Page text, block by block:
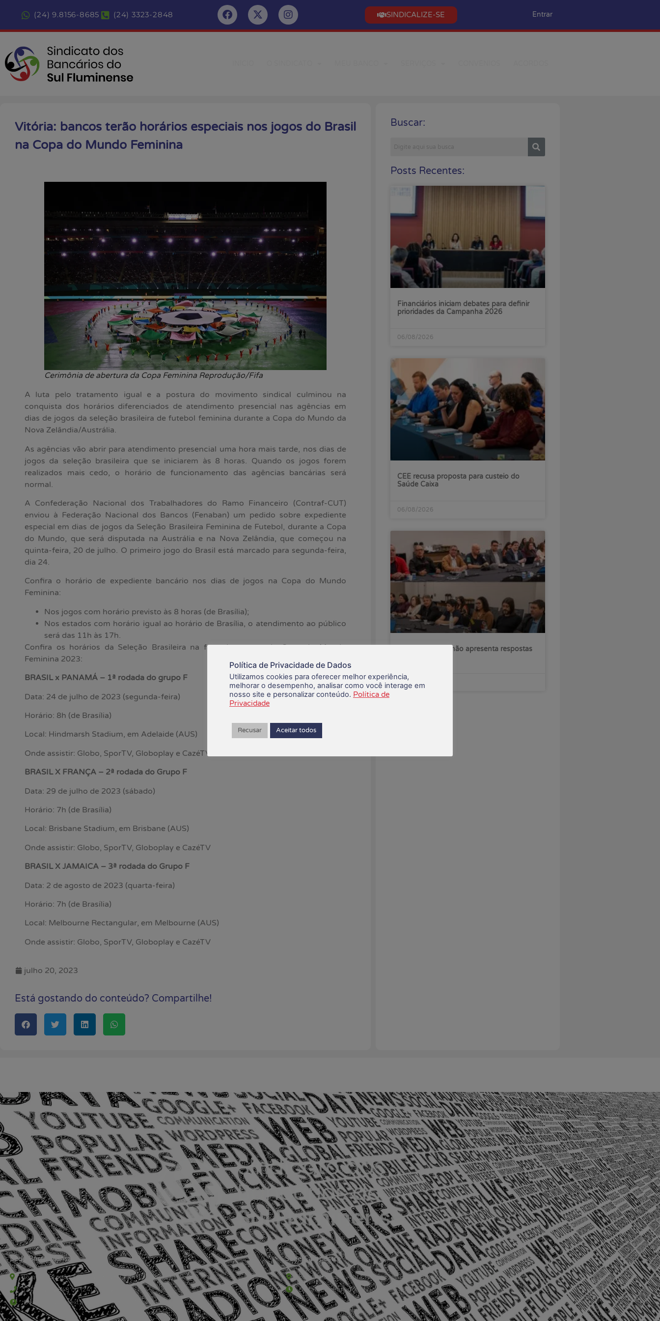
(24) 9.8156-8685 (24) 3323-2848 SINDICALIZE-SE Entrar
Vitória: bancos terão horários especiais nos jogos do Brasil
na Copa do Mundo Feminina
Cerimônia de abertura da Copa Feminina Reprodução/Fifa
A luta pelo tratamento igual e a postura do movimento sindical culminou na
conquista dos horários diferenciados de atendimento presencial nas agências em
dias de jogos da seleção brasileira de futebol feminina durante a Copa do Mundo da
Nova Zelândia/Austrália.
As agências vão abrir para atendimento presencial uma hora mais tarde, nos dias de
jogos da seleção brasileira que se iniciarem às 8 horas. Quando os jogos forem
realizados mais cedo, o horário de funcionamento das agências bancárias será
normal.
A Confederação Nacional dos Trabalhadores do Ramo Financeiro (Contraf-CUT)
enviou à Federação Nacional dos Bancos (Fenaban) um pedido sobre expediente
especial em dias de jogos da Seleção Brasileira Feminina de Futebol, durante a Copa
do Mundo, que será disputada na Austrália e na Nova Zelândia, que começou na
quinta-feira, 20 de julho. O primeiro jogo do Brasil está marcado para segunda-feira,
dia 24.
Confira o horário de expediente bancário nos dias de jogos na Copa do Mundo
Feminina:
Nos jogos com horário previsto às 8 horas (de Brasília);
Nos estados com horário igual ao horário de Brasília, o atendimento ao público
será das 11h às 17h.
Confira os horários da Seleção Brasileira na fase de grupos da Copa do Mundo
Feminina 2023:
BRASIL x PANAMÁ – 1ª rodada do grupo F
Data: 24 de julho de 2023 (segunda-feira)
Horário: 8h (de Brasília)
Local: Hindmarsh Stadium, em Adelaide (AUS)
Onde assistir: Globo, SporTV, Globoplay e CazéTV
BRASIL X FRANÇA – 2ª rodada do Grupo F
Data: 29 de julho de 2023 (sábado)
Horário: 7h (de Brasília)
Local: Brisbane Stadium, em Brisbane (AUS)
Onde assistir: Globo, SporTV, Globoplay e CazéTV
BRASIL X JAMAICA – 3ª rodada do Grupo F
Data: 2 de agosto de 2023 (quarta-feira)
Horário: 7h (de Brasília)
Local: Melbourne Rectangular, em Melbourne (AUS)
Onde assistir: Globo, SporTV, Globoplay e CazéTV
julho 20, 2023
Está gostando do conteúdo? Compartilhe!
Buscar:
Posts Recentes:
Financiários iniciam debates para definir
prioridades da Campanha 2026
06/08/2026
CEE recusa proposta para custeio do
Saúde Caixa
06/08/2026
Banco do Brasil não apresenta respostas
05/08/2026
Sede Barra Mansa
Rua Rio Branco, nº107 (2º andar), Centro - Cep: 27.330-030
(24) 3323-2848 ou (24) 3323-2500
De segunda à sexta-feira , das 9h às 17h.
Sede Campestre:
Estrada Governador Chagas Freitas – 3.780 – Colônia Santo Antônio – Barra Mansa
De terça-feira a domingo, das 9h às 17h
Política de Privacidade de Dados
Utilizamos cookies para oferecer melhor experiência,
melhorar o desempenho, analisar como você interage em
nosso site e personalizar conteúdo. Política de
Privacidade
Recusar Aceitar todos